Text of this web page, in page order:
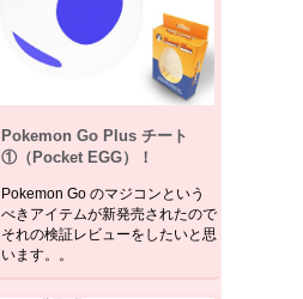
Pokemon Go Plus チート
①（Pocket EGG）！
Pokemon Go のマジコンという
べきアイテムが新発売されたので
それの検証レビューをしたいと思
います。。